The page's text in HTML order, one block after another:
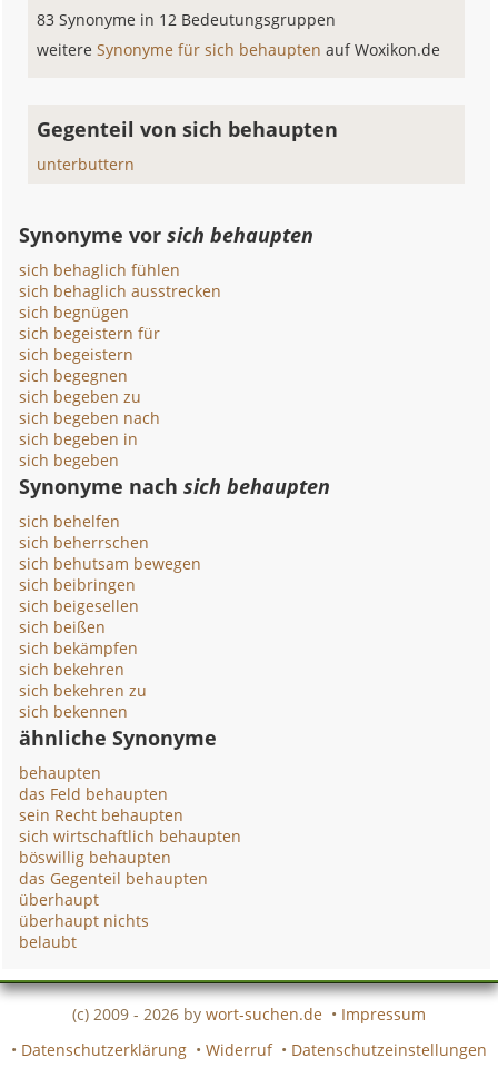
83 Synonyme in 12 Bedeutungsgruppen
weitereSynonyme für sich behauptenauf Woxikon.de
Gegenteil von sich behaupten
unterbuttern
Synonyme vorsich behaupten
sich behaglich fühlen
sich behaglich ausstrecken
sich begnügen
sich begeistern für
sich begeistern
sich begegnen
sich begeben zu
sich begeben nach
sich begeben in
sich begeben
Synonyme nachsich behaupten
sich behelfen
sich beherrschen
sich behutsam bewegen
sich beibringen
sich beigesellen
sich beißen
sich bekämpfen
sich bekehren
sich bekehren zu
sich bekennen
ähnliche Synonyme
behaupten
das Feld behaupten
sein Recht behaupten
sich wirtschaftlich behaupten
böswillig behaupten
das Gegenteil behaupten
überhaupt
überhaupt nichts
belaubt
(c) 2009 - 2026 by wort-suchen.de • Impressum
• Datenschutzerklärung • Widerruf • Datenschutzeinstellungen